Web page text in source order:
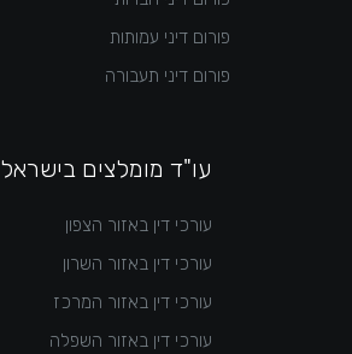
פורום דיני עמותות
פורום דיני תעבורה
עו"ד מומלצים בישראל
עורכי דין באזור הצפון
עורכי דין באזור השרון
עורכי דין באזור המרכז
עורכי דין באזור השפלה